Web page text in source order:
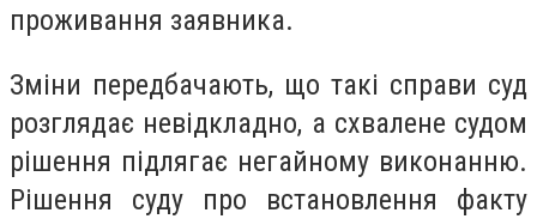
проживання заявника.
Зміни передбачають, що такі справи суд
розглядає невідкладно, а схвалене судом
рішення підлягає негайному виконанню.
Рішення суду про встановлення факту